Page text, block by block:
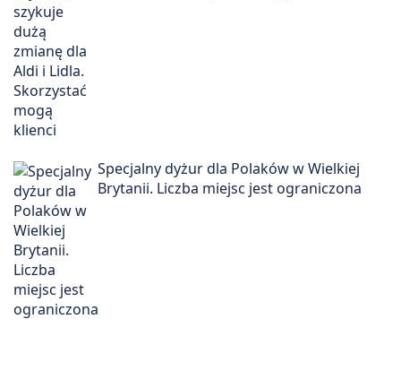
Specjalny dyżur dla Polaków w Wielkiej
Brytanii. Liczba miejsc jest ograniczona